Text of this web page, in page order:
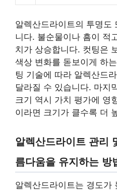
알렉산드라이트의 투명도
니다. 불순물이나 흠이 적
치가 상승합니다. 컷팅은
색상 변화를 돋보이게 하
팅 기술에 따라 알렉산드
달라질 수 있습니다. 마지
크기 역시 가치 평가에 영
이라면 크기가 클수록 더
알렉산드라이트 관리
름다움을 유지하는 방
알렉산드라이트는 경도가